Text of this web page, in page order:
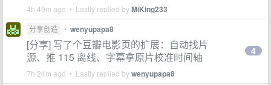
4h 49m ago • Lastly replied byMiKing233
分享创造 • wenyupapa8
[分享] 写了个豆瓣电影页的扩展：自动找片
源、推 115 离线、字幕拿原片校准时间轴
7h 24m ago • Lastly replied bywenyupapa8
4